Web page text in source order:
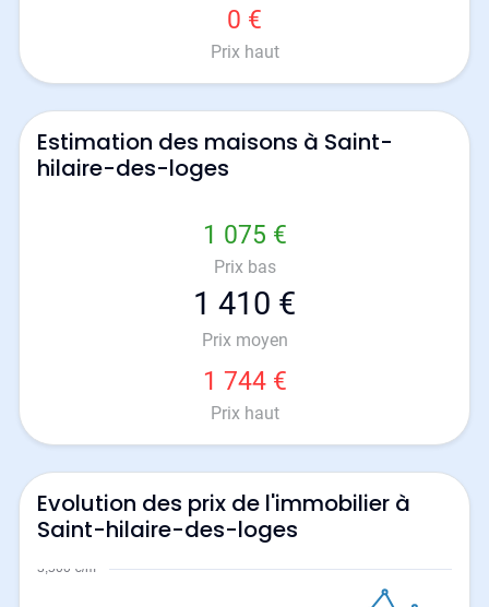
0 €
Prix haut
Estimation des maisons à Saint-
hilaire-des-loges
1 075 €
Prix bas
1 410 €
Prix moyen
1 744 €
Prix haut
Evolution des prix de l'immobilier à
Saint-hilaire-des-loges